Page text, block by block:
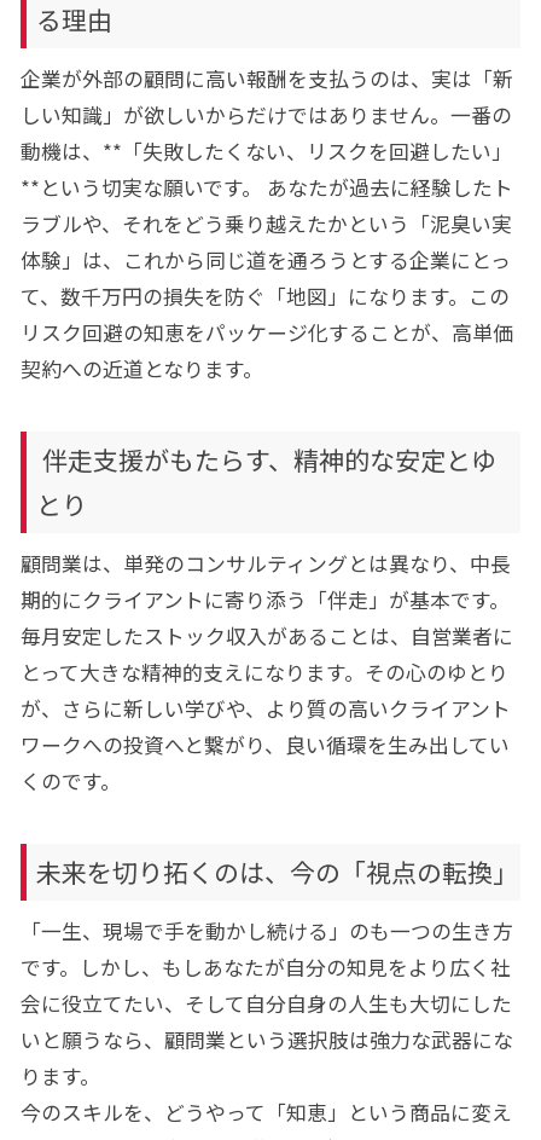
る理由
企業が外部の顧問に高い報酬を支払うのは、実は「新
しい知識」が欲しいからだけではありません。一番の
動機は、**「失敗したくない、リスクを回避したい」
**という切実な願いです。 あなたが過去に経験したト
ラブルや、それをどう乗り越えたかという「泥臭い実
体験」は、これから同じ道を通ろうとする企業にとっ
て、数千万円の損失を防ぐ「地図」になります。この
リスク回避の知恵をパッケージ化することが、高単価
契約への近道となります。
伴走支援がもたらす、精神的な安定とゆ
とり
顧問業は、単発のコンサルティングとは異なり、中長
期的にクライアントに寄り添う「伴走」が基本です。
毎月安定したストック収入があることは、自営業者に
とって大きな精神的支えになります。その心のゆとり
が、さらに新しい学びや、より質の高いクライアント
ワークへの投資へと繋がり、良い循環を生み出してい
くのです。
未来を切り拓くのは、今の「視点の転換」
「一生、現場で手を動かし続ける」のも一つの生き方
です。しかし、もしあなたが自分の知見をより広く社
会に役立てたい、そして自分自身の人生も大切にした
いと願うなら、顧問業という選択肢は強力な武器にな
ります。
今のスキルを、どうやって「知恵」という商品に変え